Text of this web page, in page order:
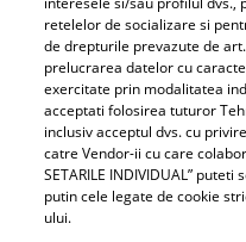
o mișcare FULGER,
liderul PSD tocmai a
o veste importantă
retelelor de socializare si
de drepturile prevazute de
prelucrarea datelor cu
exercitate prin modalitatea
acceptati folosirea tuturor
inclusiv acceptul dvs. cu
catre Vendor-ii cu care
SETARILE INDIVIDUAL”
putin cele legate de cookie
ului.